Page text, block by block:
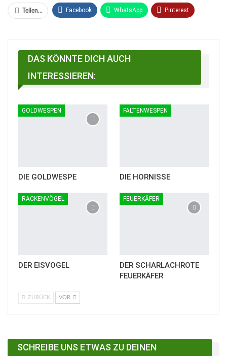
Teilen... Facebook WhatsApp Pinterest
Facebook Messenger
DAS KÖNNTE DICH AUCH
INTERESSIEREN:
GOLDWESPEN
DIE GOLDWESPE
FALTENWESPEN
DIE HORNISSE
RACKENVÖGEL
DER EISVOGEL
FEUERKÄFER
DER SCHARLACHROTE
FEUERKÄFER
ZURÜCK VOR
SCHREIBE UNS ETWAS ZU DEINEN